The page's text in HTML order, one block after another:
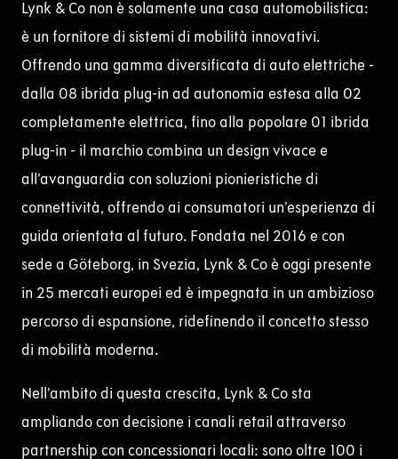
Lynk & Co non è solamente una casa automobilistica:
è un fornitore di sistemi di mobilità innovativi.
Offrendo una gamma diversificata di auto elettriche -
dalla 08 ibrida plug-in ad autonomia estesa alla 02
completamente elettrica, fino alla popolare 01 ibrida
plug-in - il marchio combina un design vivace e
all’avanguardia con soluzioni pionieristiche di
connettività, offrendo ai consumatori un’esperienza di
guida orientata al futuro. Fondata nel 2016 e con
sede a Göteborg, in Svezia, Lynk & Co è oggi presente
in 25 mercati europei ed è impegnata in un ambizioso
percorso di espansione, ridefinendo il concetto stesso
di mobilità moderna.
Nell’ambito di questa crescita, Lynk & Co sta
ampliando con decisione i canali retail attraverso
partnership con concessionari locali: sono oltre 100 i